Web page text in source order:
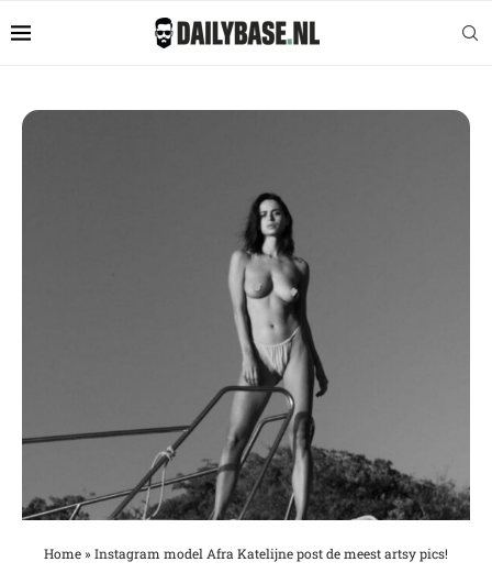
Home» Instagram model Afra Katelijne post de meest artsy pics!